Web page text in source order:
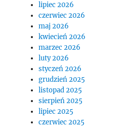
lipiec 2026
czerwiec 2026
maj 2026
kwiecień 2026
marzec 2026
luty 2026
styczeń 2026
grudzień 2025
listopad 2025
sierpień 2025
lipiec 2025
czerwiec 2025